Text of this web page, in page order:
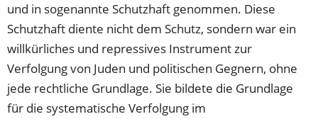
und in sogenannte Schutzhaft genommen. Diese
Schutzhaft diente nicht dem Schutz, sondern war ein
willkürliches und repressives Instrument zur
Verfolgung von Juden und politischen Gegnern, ohne
jede rechtliche Grundlage. Sie bildete die Grundlage
für die systematische Verfolgung im